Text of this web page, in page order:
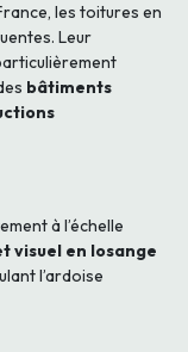
les toitures en
Leur
bâtiments
à l’échelle
visuel en losange
l’ardoise